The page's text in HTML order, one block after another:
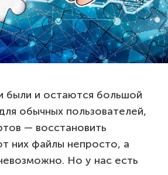
были и остаются большой
обычных пользователей,
— восстановить
них файлы непросто, а
Но у нас есть